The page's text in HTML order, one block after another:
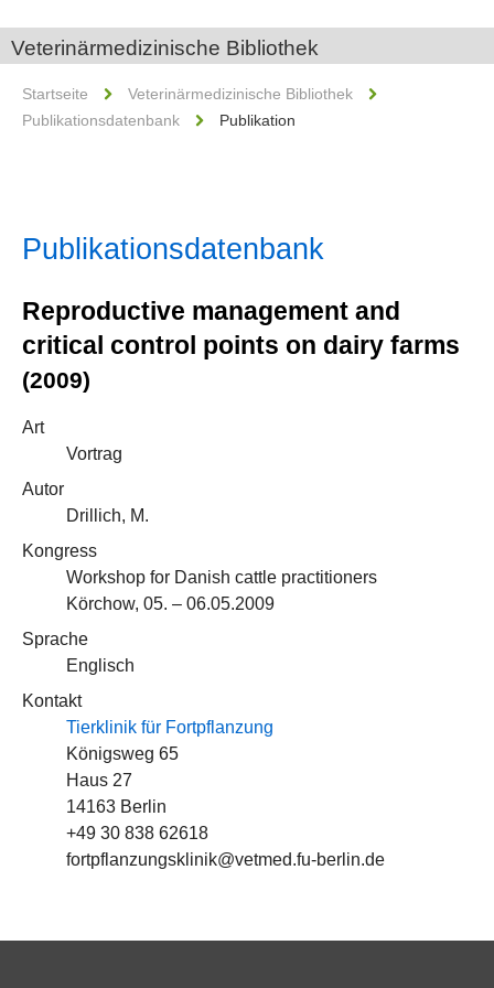
Veterinärmedizinische Bibliothek
Startseite
Veterinärmedizinische Bibliothek
Publikationsdatenbank
Publikation
Publikationsdatenbank
Reproductive management and
critical control points on dairy farms
(2009)
Art
Vortrag
Autor
Drillich, M.
Kongress
Workshop for Danish cattle practitioners
Körchow, 05. – 06.05.2009
Sprache
Englisch
Kontakt
Tierklinik für Fortpflanzung
Königsweg 65
Haus 27
14163 Berlin
+49 30 838 62618
fortpflanzungsklinik@vetmed.fu-berlin.de